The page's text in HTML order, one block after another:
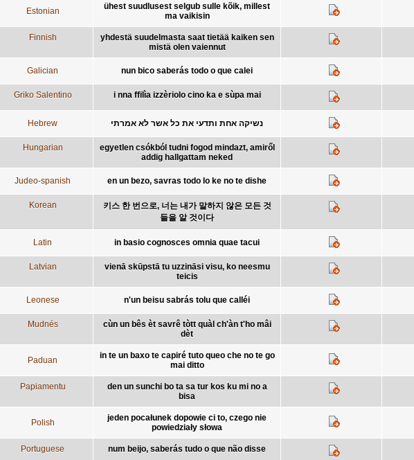
Estonian
ühest suudlusest selgub sulle kõik, millest
ma vaikisin
Finnish
yhdestä suudelmasta saat tietää kaiken sen
mistä olen vaiennut
Galician nun bico saberás todo o que calei
Griko Salentino i nna ffilìa izzèriolo cino ka e sùpa mai
Hebrew נשיקה אחת ותדעי את כל אשר לא אמרתי
Hungarian
egyetlen csókból tudni fogod mindazt, amiről
addig hallgattam neked
Judeo-spanish en un bezo, savras todo lo ke no te dishe
Korean
키스 한 번으로, 너는 내가 말하지 않은 모든 것
들을 알 것이다
Latin in basio cognosces omnia quae tacui
Latvian
vienā skūpstā tu uzzināsi visu, ko neesmu
teicis
Leonese n'un beisu sabrás tolu que calléi
Mudnés
cùn un bês èt savrê tòtt quàl ch'àn t'ho mâi
dèt
Paduan
in te un baxo te capiré tuto queo che no te go
mai ditto
Papiamentu
den un sunchi bo ta sa tur kos ku mi no a
bisa
Polish
jeden pocałunek dopowie ci to, czego nie
powiedziały słowa
Portuguese num beijo, saberás tudo o que não disse